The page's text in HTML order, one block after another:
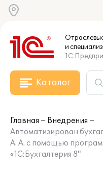
и
Каталог
Главная
Внедрения
Автоматизирован
А. А. с помощью
«1С:Бухгалтерия 8"